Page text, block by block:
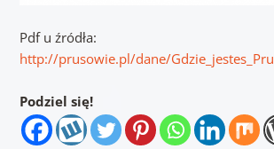
Pdf u źródła:
http://prusowie.pl/dane/
Podziel się!